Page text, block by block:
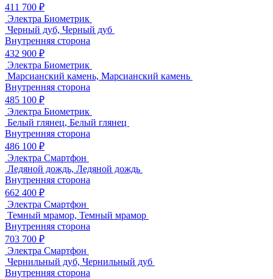
411 700 ₽
Электра Биометрик
Черный дуб, Черный дуб
Внутренняя сторона
432 900 ₽
Электра Биометрик
Марсианский камень, Марсианский камень
Внутренняя сторона
485 100 ₽
Электра Биометрик
Белый глянец, Белый глянец
Внутренняя сторона
486 100 ₽
Электра Смартфон
Ледяной дождь, Ледяной дождь
Внутренняя сторона
662 400 ₽
Электра Смартфон
Темный мрамор, Темный мрамор
Внутренняя сторона
703 700 ₽
Электра Смартфон
Чернильный дуб, Чернильный дуб
Внутренняя сторона